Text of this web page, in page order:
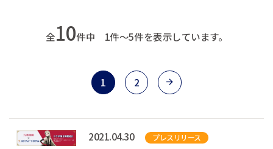
全10件中 1件～5件を表示しています。
1 2
2021.04.30 プレスリリース